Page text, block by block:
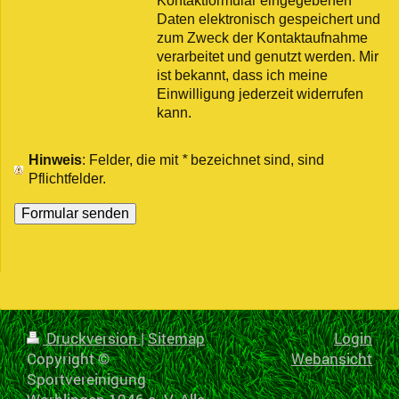
Daten elektronisch gespeichert und
zum Zweck der Kontaktaufnahme
verarbeitet und genutzt werden. Mir
ist bekannt, dass ich meine
Einwilligung jederzeit widerrufen
kann.
Hinweis : Felder, die mit *bezeichnet sind, sind
Pflichtfelder.
Druckversion|Sitemap
Copyright ©
Sportvereinigung
Login
Webansicht